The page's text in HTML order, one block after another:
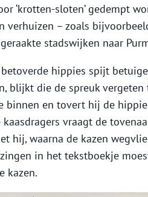
‘krotten-sloten’ gedempt
verhuizen – zoals
stadswijken naar
hippies spijt
blijkt die de spreuk
binnen en tovert hij de
kaasdragers vraagt de
hij, waarna de kazen
in het tekstboekje
kazen.